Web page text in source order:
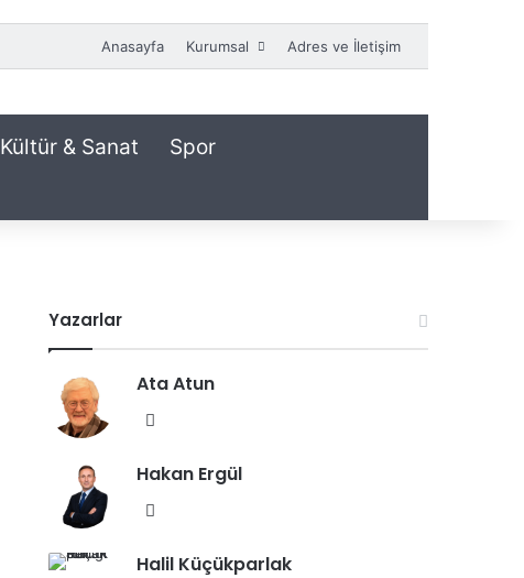
Anasayfa Kurumsal Adres ve İletişim
Kültür & Sanat Spor
Yazarlar
Ata Atun
sit
Hakan Ergül
sit
Halil Küçükparlak